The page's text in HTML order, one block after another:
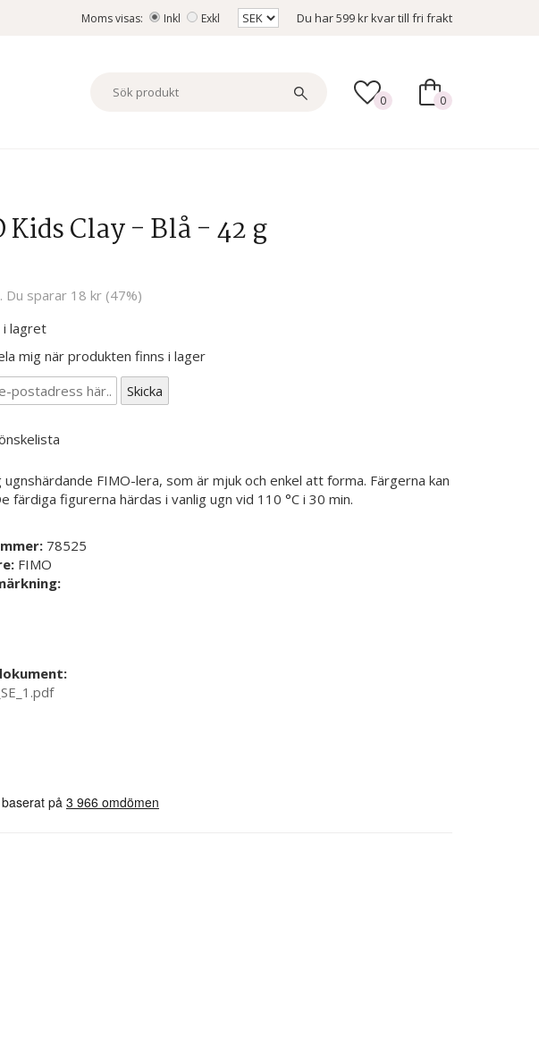
Moms visas: Inkl Exkl Du har599 krkvar till fri frakt
0 0
Kids Clay - Blå - 42 g
Du sparar 18 kr (47%)
i lagret
mig när produkten finns i lager
ugnshärdande FIMO-lera, som är mjuk och enkel att forma. Färgerna kan
färdiga figurerna härdas i vanlig ugn vid 110 °C i 30 min.
78525
FIMO